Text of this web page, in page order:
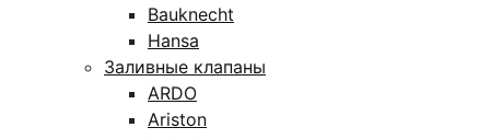
Bauknecht
Hansa
Заливные клапаны
ARDO
Ariston